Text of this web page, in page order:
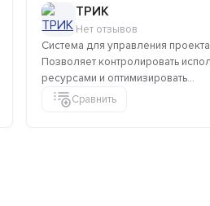
ТРИК
Нет отзывов
Система для управления
Позволяет контролировать
ресурсами и оптимизировать...
Сравнить